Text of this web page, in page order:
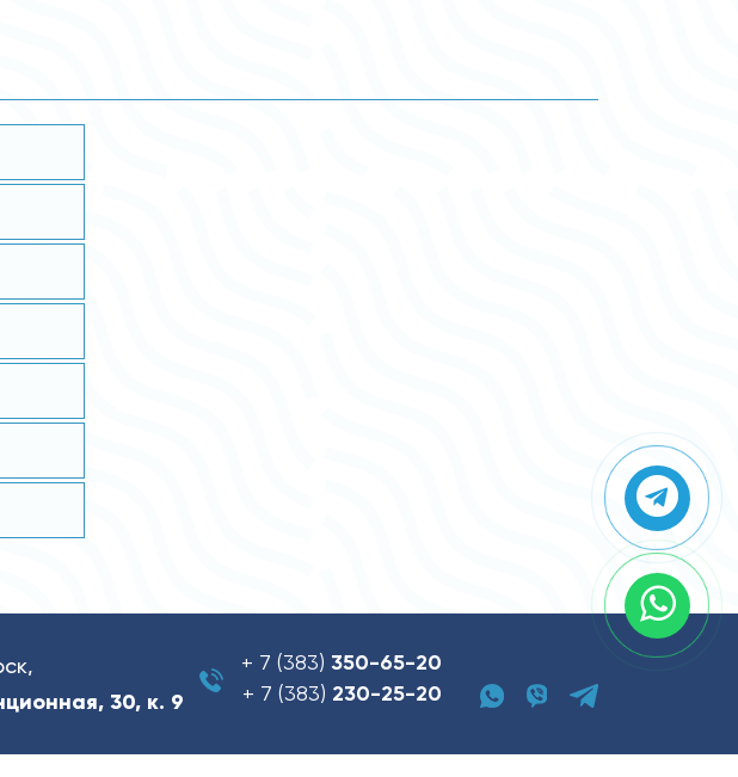
30, к. 9
+ 7 (383) 350-65-20
+ 7 (383) 230-25-20